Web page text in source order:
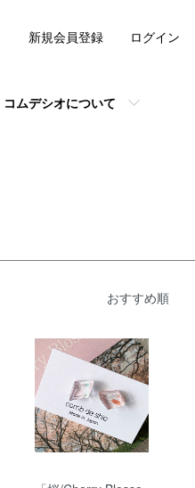
コムデシオについて
新規会員登録 ログイン
おすすめ順